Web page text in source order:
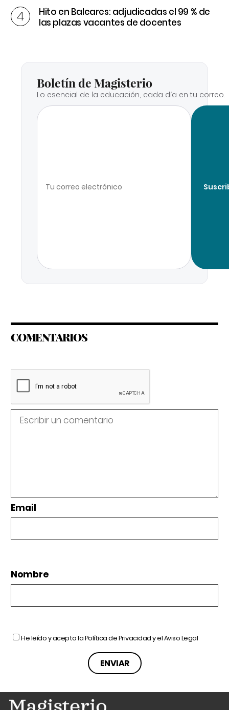
Hito en Baleares: adjudicadas el 99 % de
las plazas vacantes de docentes
Boletín de Magisterio
Lo esencial de la educación, cada día en tu correo.
COMENTARIOS
Email
Nombre
He leído y acepto laPolítica de Privacidady elAviso Legal